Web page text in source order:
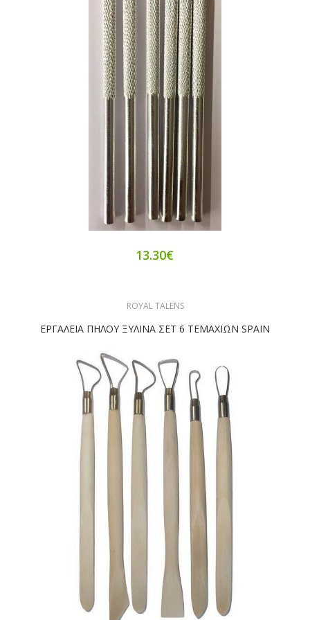
13.30€
ROYAL TALENS
ΕΡΓΑΛΕΙΑ ΠΗΛΟΥ ΞΥΛΙΝΑ ΣΕΤ 6 ΤΕΜΑΧΙΩΝ SPAIN